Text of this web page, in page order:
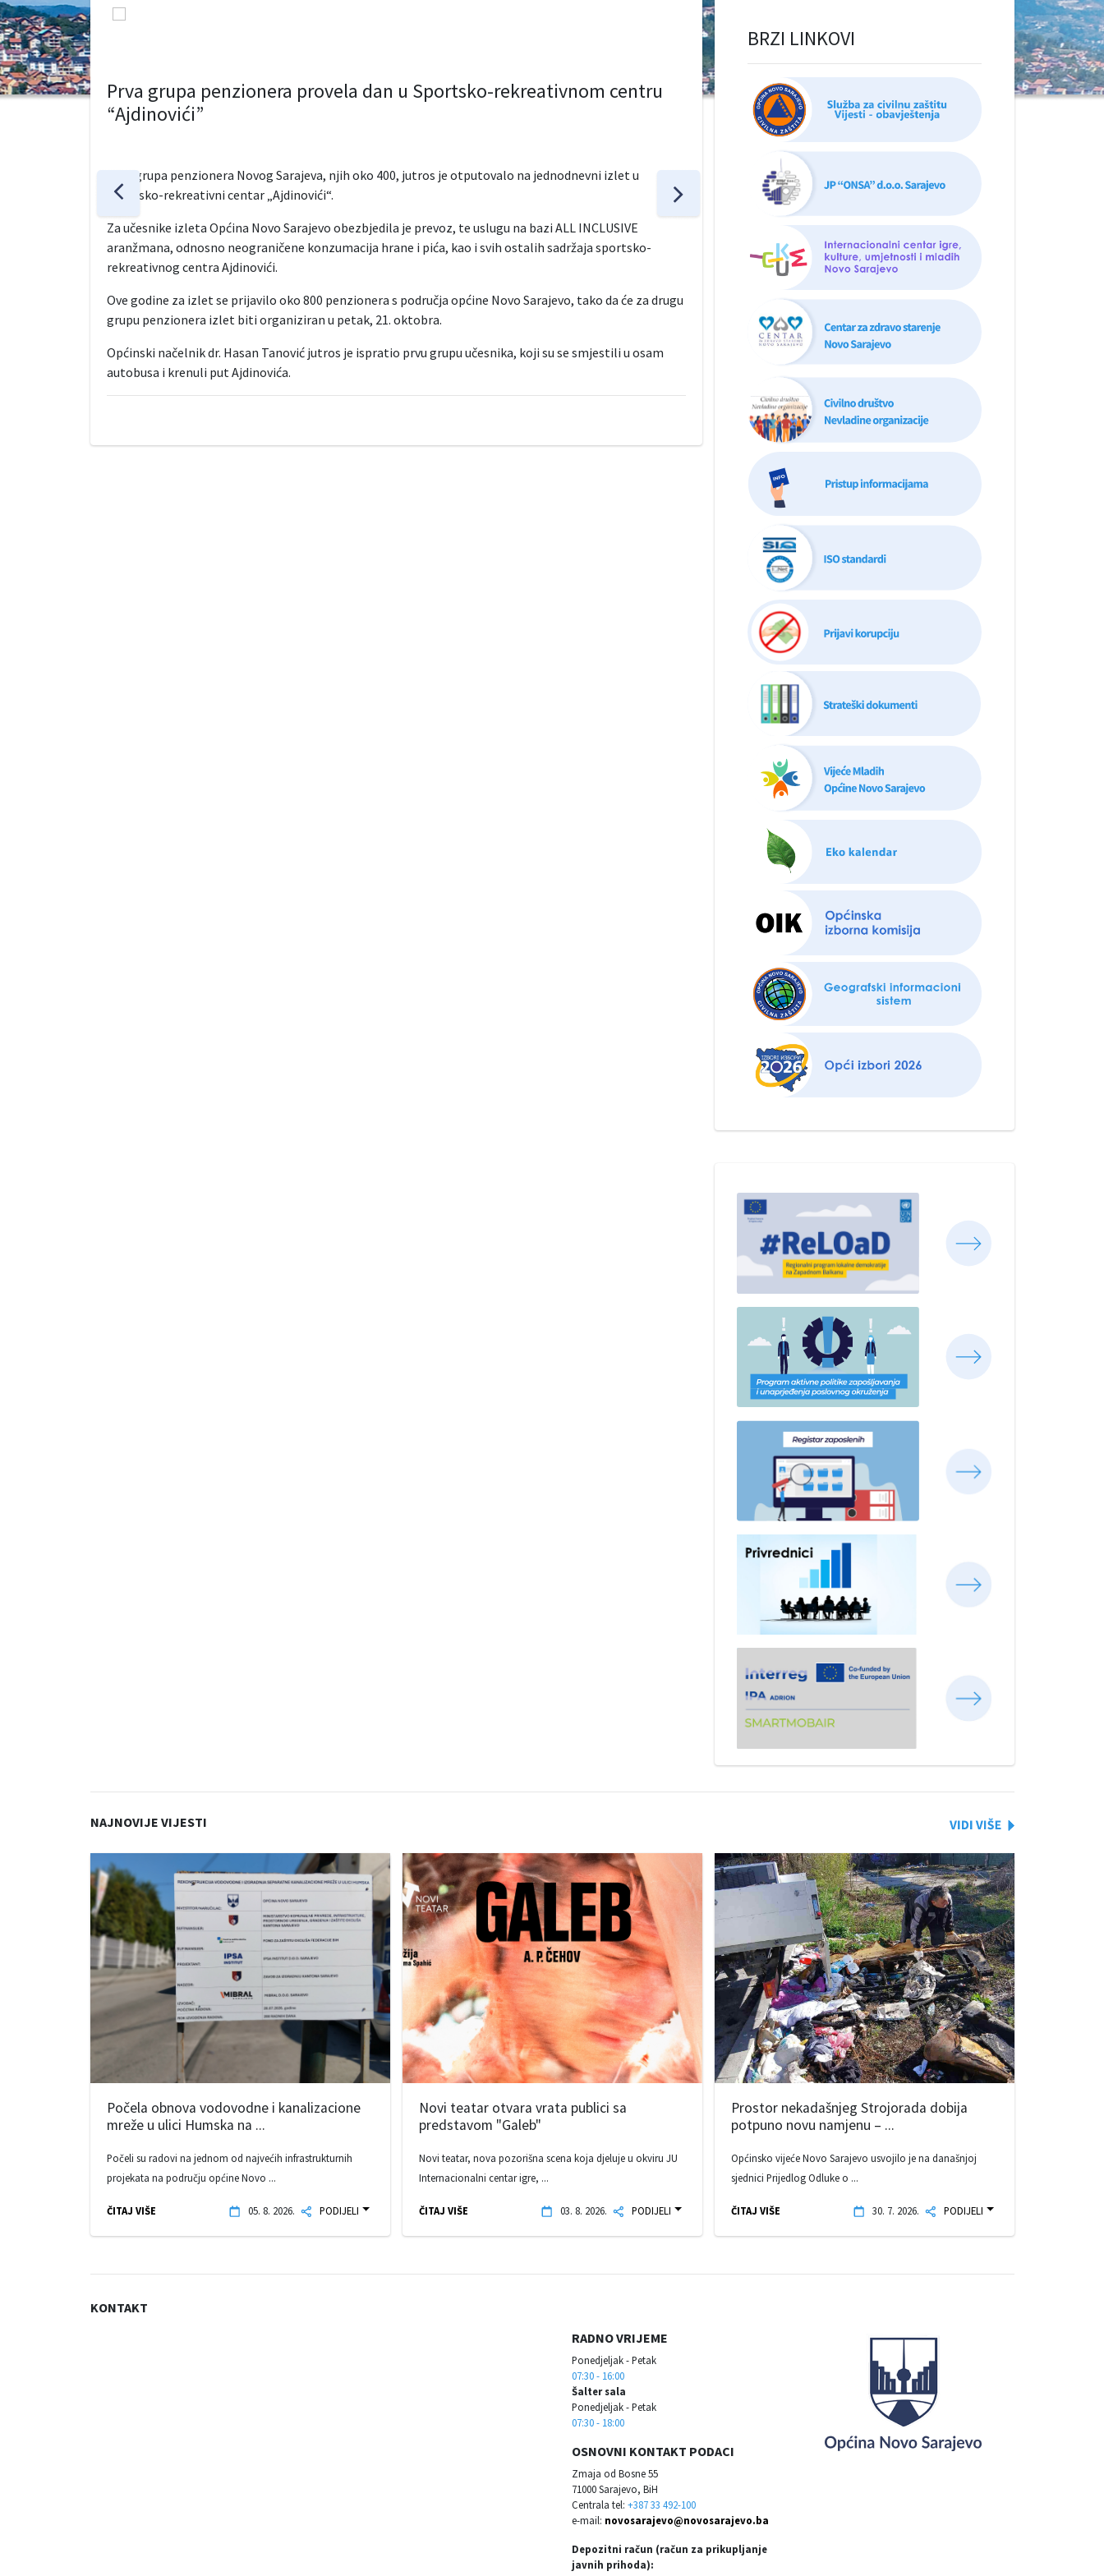
Prva grupa penzionera provela dan u Sportsko-rekreativnom centru
“Ajdinovići”
Prva grupa penzionera Novog Sarajeva, njih oko 400, jutros je otputovalo na jednodnevni izlet u
Sportsko-rekreativni centar „Ajdinovići“.
Za učesnike izleta Općina Novo Sarajevo obezbjedila je prevoz, te uslugu na bazi ALL INCLUSIVE
aranžmana, odnosno neograničene konzumacija hrane i pića, kao i svih ostalih sadržaja sportsko-
rekreativnog centra Ajdinovići.
Ove godine za izlet se prijavilo oko 800 penzionera s područja općine Novo Sarajevo, tako da će za drugu
grupu penzionera izlet biti organiziran u petak, 21. oktobra.
Općinski načelnik dr. Hasan Tanović jutros je ispratio prvu grupu učesnika, koji su se smjestili u osam
autobusa i krenuli put Ajdinovića.
BRZI LINKOVI
NAJNOVIJE VIJESTI
Počela obnova vodovodne i kanalizacione
mreže u ulici Humska na ...
Počeli su radovi na jednom od najvećih infrastrukturnih
projekata na području općine Novo ...
ČITAJ VIŠE 05. 8. 2026. PODIJELI
Novi teatar otvara vrata publici sa
predstavom "Galeb"
Novi teatar, nova pozorišna scena koja djeluje u okviru JU
Internacionalni centar igre, ...
ČITAJ VIŠE 03. 8. 2026. PODIJELI
Prostor nekadašnjeg Strojorada dobija
potpuno novu namjenu – ...
Općinsko vijeće Novo Sarajevo usvojilo je na današnjoj
sjednici Prijedlog Odluke o ...
ČITAJ VIŠE 30. 7. 2026. PODIJELI
KONTAKT
RADNO VRIJEME
Ponedjeljak - Petak
07:30 - 16:00
Šalter sala
Ponedjeljak - Petak
07:30 - 18:00
OSNOVNI KONTAKT PODACI
Zmaja od Bosne 55
71000 Sarajevo, BiH
Centrala tel: +387 33 492-100
e-mail: novosarajevo@novosarajevo.ba
Depozitni račun (račun za prikupljanje
javnih prihoda):